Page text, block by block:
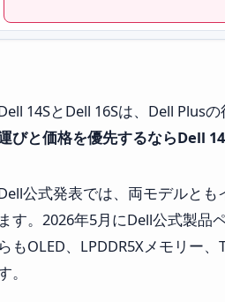
14SとDell 16Sは、Dell Plus
びと価格を優先するならDell
公式発表では、両モデルと
ます。2026年5月にDell公式製品
らもOLED、LPDDR5Xメモリー
。